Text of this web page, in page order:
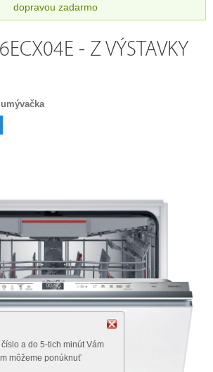
dopravou zadarmo
- Z VÝSTAVKY
a do 5-tich minút Vám
môžeme ponúknuť